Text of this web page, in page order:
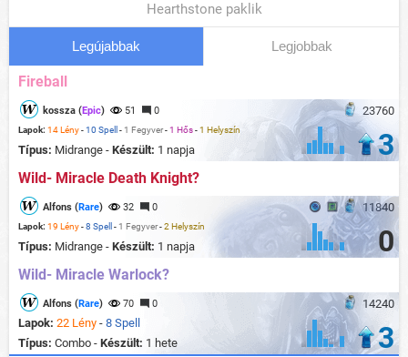
Hearthstone paklik
Legújabbak Legjobbak
Fireball
23760
kossza (Epic) 51 0
Lapok: 14 Lény-10 Spell - 1 Fegyver-1 Hős-1 Helyszín
Típus: Midrange - Készült: 1 napja 3
Wild- Miracle Death Knight?
11840
Alfons (Rare) 32 0
Lapok: 19 Lény-8 Spell - 1 Fegyver-2 Helyszín
Típus: Midrange - Készült: 1 napja 0
Wild- Miracle Warlock?
14240
Alfons (Rare) 70 0
Lapok: 22 Lény - 8 Spell
Típus: Combo - Készült: 1 hete 3